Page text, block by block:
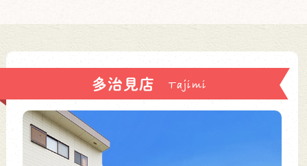
多治見店